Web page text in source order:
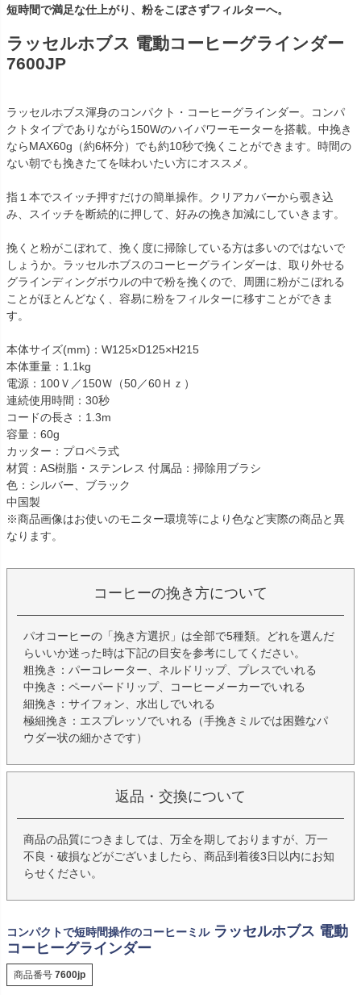
短時間で満足な仕上がり、粉をこぼさずフィルターへ。
ラッセルホブス 電動コーヒーグラインダー
7600JP
ラッセルホブス渾身のコンパクト・コーヒーグラインダー。コンパ
クトタイプでありながら150Wのハイパワーモーターを搭載。中挽き
ならMAX60g（約6杯分）でも約10秒で挽くことができます。時間の
ない朝でも挽きたてを味わいたい方にオススメ。
指１本でスイッチ押すだけの簡単操作。クリアカバーから覗き込
み、スイッチを断続的に押して、好みの挽き加減にしていきます。
挽くと粉がこぼれて、挽く度に掃除している方は多いのではないで
しょうか。ラッセルホブスのコーヒーグラインダーは、取り外せる
グラインディングボウルの中で粉を挽くので、周囲に粉がこぼれる
ことがほとんどなく、容易に粉をフィルターに移すことができま
す。
本体サイズ(mm)：W125×D125×H215
本体重量：1.1kg
電源：100Ｖ／150Ｗ（50／60Ｈｚ）
連続使用時間：30秒
コードの長さ：1.3m
容量：60g
カッター：プロペラ式
材質：AS樹脂・ステンレス 付属品：掃除用ブラシ
色：シルバー、ブラック
中国製
※商品画像はお使いのモニター環境等により色など実際の商品と異
なります。
コーヒーの挽き方について
パオコーヒーの「挽き方選択」は全部で5種類。どれを選んだ
らいいか迷った時は下記の目安を参考にしてください。
粗挽き：パーコレーター、ネルドリップ、プレスでいれる
中挽き：ペーパードリップ、コーヒーメーカーでいれる
細挽き：サイフォン、水出しでいれる
極細挽き：エスプレッソでいれる（手挽きミルでは困難なパ
ウダー状の細かさです）
返品・交換について
商品の品質につきましては、万全を期しておりますが、万一
不良・破損などがございましたら、商品到着後3日以内にお知
らせください。
コンパクトで短時間操作のコーヒーミル ラッセルホブス 電動
コーヒーグラインダー
商品番号 7600jp